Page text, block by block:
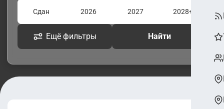
Сдан 2026 2027 2028+
Ещё фильтры Найти